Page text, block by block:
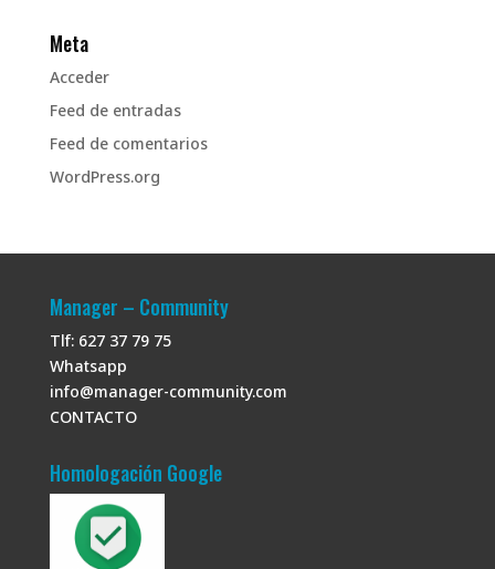
Meta
Acceder
Feed de entradas
Feed de comentarios
WordPress.org
Manager – Community
Tlf: 627 37 79 75
Whatsapp
info@manager-community.com
CONTACTO
Homologación Google